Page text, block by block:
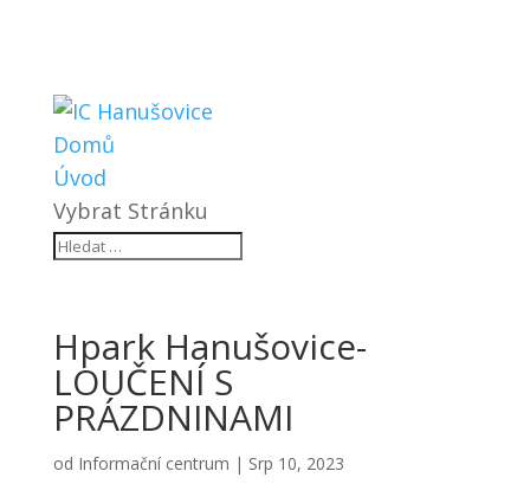
Domů
Úvod
Vybrat Stránku
Hpark Hanušovice-
LOUČENÍ S
PRÁZDNINAMI
od Informační centrum | Srp 10, 2023